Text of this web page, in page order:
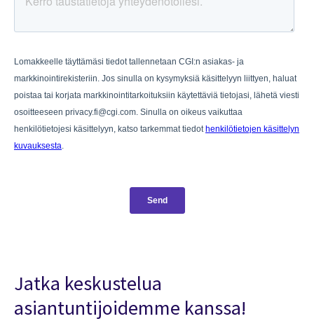
Jatka keskustelua
asiantuntijoidemme kanssa!